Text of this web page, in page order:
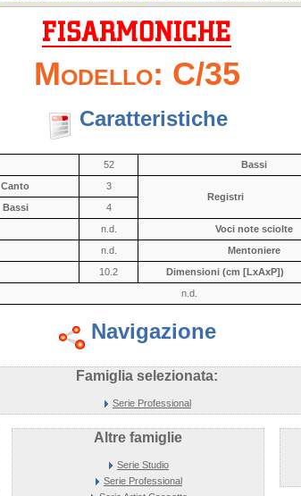
Modello: C/35
Caratteristiche
52 Bassi
Canto
3
Registri
Bassi
4
n.d. Voci note sciolte
n.d. Mentoniere
10.2 Dimensioni (cm [LxAxP])
n.d.
Navigazione
Famiglia selezionata:
Serie Professional
Altre famiglie
Serie Studio
Serie Professional